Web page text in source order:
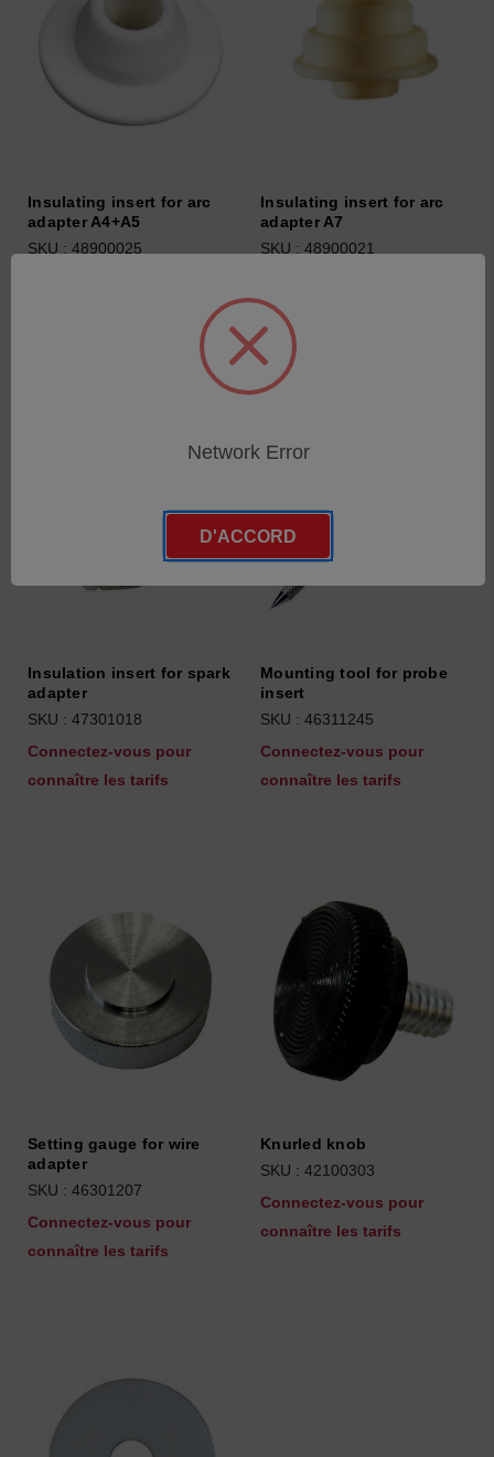
Insulating insert for arc
adapter A4+A5
SKU : 48900025
Insulating insert for arc
adapter A7
SKU : 48900021
connaître les tarifs
Insulation insert for spark
adapter
SKU : 47301018
Connectez-vous pour
connaître les tarifs
Mounting tool for probe
insert
SKU : 46311245
Connectez-vous pour
connaître les tarifs
Setting gauge for wire
adapter
SKU : 46301207
Connectez-vous pour
connaître les tarifs
Knurled knob
SKU : 42100303
Connectez-vous pour
connaître les tarifs
Network Error
D'ACCORD